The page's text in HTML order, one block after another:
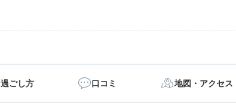
過ごし方 口コミ 地図・アクセス